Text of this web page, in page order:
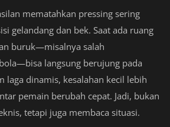
mematahkan pressing sering
gelandang dan bek. Saat ada ruang
buruk—misalnya salah
langsung berujung pada
laga dinamis, kesalahan kecil lebih
pemain berubah cepat. Jadi, bukan
tetapi juga membaca situasi.